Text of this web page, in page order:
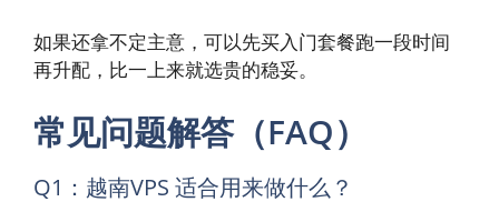
如果还拿不定主意，可以先买入门套餐跑一段时间
再升配，比一上来就选贵的稳妥。
常见问题解答（FAQ）
Q1：越南VPS 适合用来做什么？